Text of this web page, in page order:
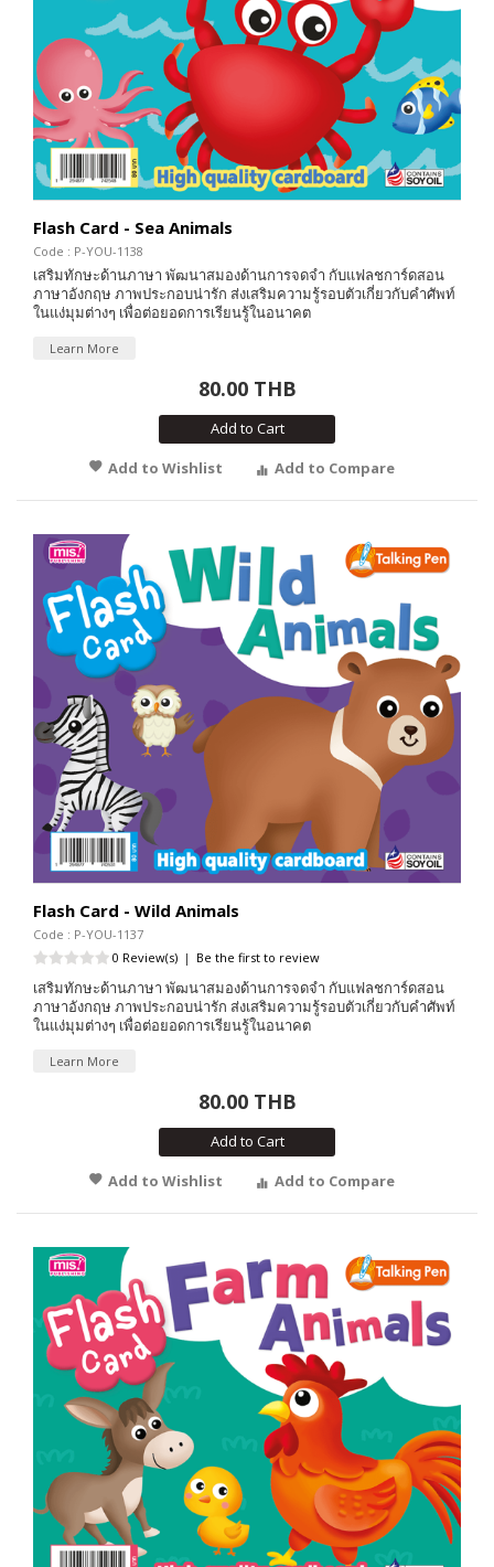
Flash Card - Sea Animals
Code : P-YOU-1138
เสริมทักษะด้านภาษา พัฒนาสมองด้านการจดจำ กับแฟลชการ์ดสอน
ภาษาอังกฤษ ภาพประกอบน่ารัก ส่งเสริมความรู้รอบตัวเกี่ยวกับคำศัพท์
ในแง่มุมต่างๆ เพื่อต่อยอดการเรียนรู้ในอนาคต
Learn More
80.00 THB
Add to Cart
Add to Wishlist
Add to Compare
Flash Card - Wild Animals
Code : P-YOU-1137
0 Review(s) | Be the first to review
เสริมทักษะด้านภาษา พัฒนาสมองด้านการจดจำ กับแฟลชการ์ดสอน
ภาษาอังกฤษ ภาพประกอบน่ารัก ส่งเสริมความรู้รอบตัวเกี่ยวกับคำศัพท์
ในแง่มุมต่างๆ เพื่อต่อยอดการเรียนรู้ในอนาคต
Learn More
80.00 THB
Add to Cart
Add to Wishlist
Add to Compare